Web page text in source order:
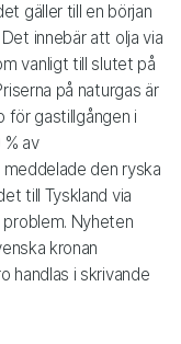
gäller till en början
innebär att olja via
vanligt till slutet på
på naturgas är
för gastillgången i
av
meddelade den ryska
till Tyskland via
Nyheten
kronan
handlas i skrivande